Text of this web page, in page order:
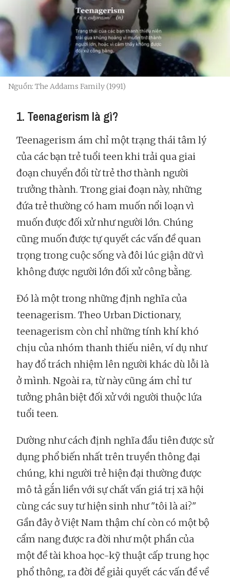
Nguồn: The Addams Family (1991)
1. Teenagerism là gì?
Teenagerism ám chỉ một trạng thái tâm lý
của các bạn trẻ tuổi teen khi trải qua giai
đoạn chuyển đổi từ trẻ thơ thành người
trưởng thành. Trong giai đoạn này, những
đứa trẻ thường có ham muốn nổi loạn vì
muốn được đối xử như người lớn. Chúng
cũng muốn được tự quyết các vấn đề quan
trọng trong cuộc sống và đôi lúc giận dữ vì
không được người lớn đối xử công bằng.
Đó là một trong những định nghĩa của
teenagerism. Theo Urban Dictionary,
teenagerism còn chỉ những tính khí khó
chịu của nhóm thanh thiếu niên, ví dụ như
hay đổ trách nhiệm lên người khác dù lỗi là
ở mình. Ngoài ra, từ này cũng ám chỉ tư
tưởng phân biệt đối xử với người thuộc lứa
tuổi teen.
Dường như cách định nghĩa đầu tiên được sử
dụng phổ biến nhất trên truyền thông đại
chúng, khi người trẻ hiện đại thường được
mô tả gắn liền với sự chất vấn giá trị xã hội
cùng các suy tư hiện sinh như "tôi là ai?"
Gần đây ở Việt Nam thậm chí còn có một bộ
cẩm nang được ra đời như một phần của
một đề tài khoa học-kỹ thuật cấp trung học
phổ thông, ra đời để giải quyết các vấn đề về